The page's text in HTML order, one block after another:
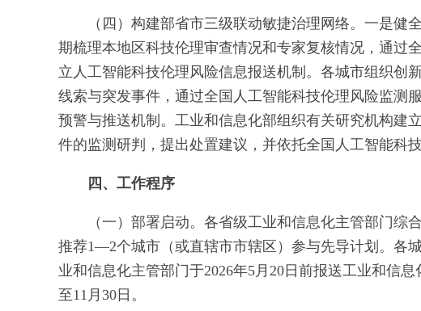
（四）构建部省市三级联动敏捷治理网络。一是
期梳理本地区科技伦理审查情况和专家复核情况，通过
立人工智能科技伦理风险信息报送机制。各城市组织创
线索与突发事件，通过全国人工智能科技伦理风险监测
预警与推送机制。工业和信息化部组织有关研究机构建
件的监测研判，提出处置建议，并依托全国人工智能科
四、工作程序
（一）部署启动。各省级工业和信息化主管部门综
推荐1—2个城市（或直辖市市辖区）参与先导计划。各
业和信息化主管部门于2026年5月20日前报送工业和信
至11月30日。